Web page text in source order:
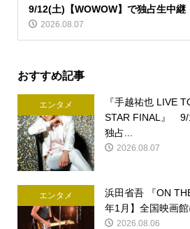
9/12(土)【WOWOW】で独占生中継
2026.08.07
おすすめ記事
エンタメ
『手越祐也 LIVE
STAR FINAL』 9/
独占...
2026.08.07
エンタメ
浜田省吾 『ON
年1月】全国映画
2026.08.06